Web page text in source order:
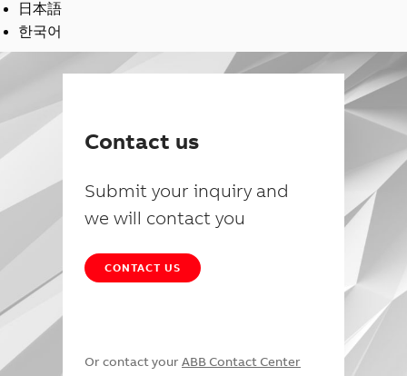
日本語
한국어
Contact us
Submit your inquiry and
we will contact you
CONTACT US
Or contact your ABB Contact Center